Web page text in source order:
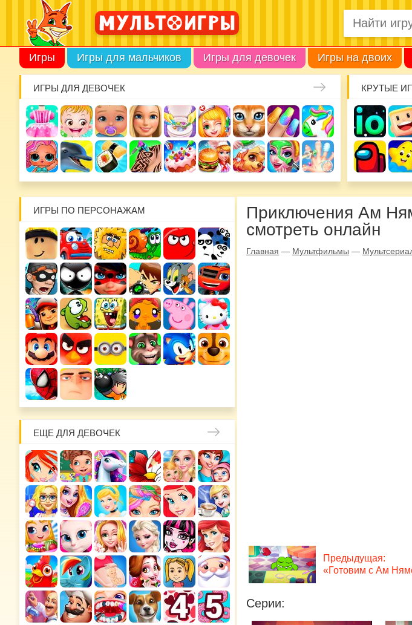
Игры Игры для мальчиков Игры для девочек Игры на двоих
ИГРЫ ДЛЯ ДЕВОЧЕК КРУТЫЕ
ИГРЫ ПО ПЕРСОНАЖАМ
ЕЩЕ ДЛЯ ДЕВОЧЕК
Приключения Ам
смотреть онлайн
Главная — Мультфильмы —
Предыдущая:
«Готовим с Ам
Серии: